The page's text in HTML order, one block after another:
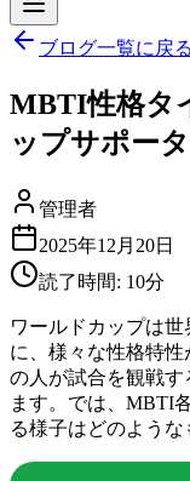
ブログ一覧に戻る
MBTI性格タ
ップサポー
管理者
2025年12月20日
読了時間: 10分
ワールドカップは
に、様々な性格特
の人が試合を観戦す
ます。では、MBTI
る様子はどのような